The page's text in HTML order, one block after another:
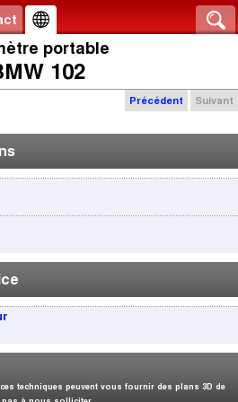
portable
102
Précédent Suivant
techniques peuvent vous fournir des plans 3D de